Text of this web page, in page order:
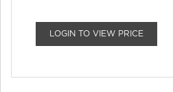
LOGIN TO VIEW PRICE